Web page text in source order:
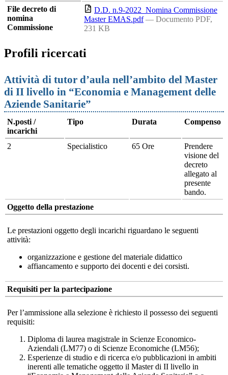
File decreto di
nomina
Commissione
D.D. n.9-2022_Nomina Commissione
Master EMAS.pdf — Documento PDF,
231 KB
Profili ricercati
Attività di tutor d’aula nell’ambito del Master
di II livello in “Economia e Management delle
Aziende Sanitarie”
N.posti /
incarichi
Tipo Durata Compenso
2 Specialistico 65 Ore
Prendere
visione del
decreto
allegato al
presente
bando.
Oggetto della prestazione
Le prestazioni oggetto degli incarichi riguardano le seguenti
attività:
organizzazione e gestione del materiale didattico
affiancamento e supporto dei docenti e dei corsisti.
Requisiti per la partecipazione
Per l’ammissione alla selezione è richiesto il possesso dei seguenti
requisiti:
Diploma di laurea magistrale in Scienze Economico-
Aziendali (LM77) o di Scienze Economiche (LM56);
Esperienze di studio e di ricerca e/o pubblicazioni in ambiti
inerenti alle tematiche oggetto il Master di II livello in